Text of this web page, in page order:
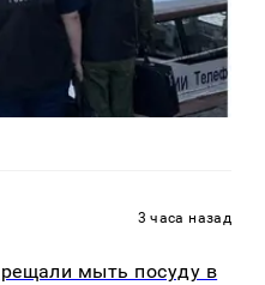
3 часа назад
мыть посуду в